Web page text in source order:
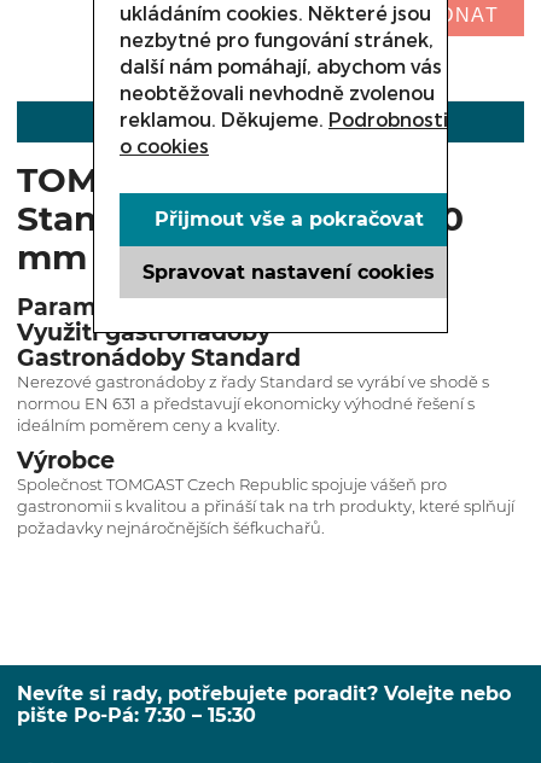
NELZE OBJEDNAT
POPIS
TOMGAST gastronádoba
Standard 1/1 s úchyty 200
mm
Parametry
Využití gastronádoby
Gastronádoby Standard
Nerezové gastronádoby z řady Standard se vyrábí ve shodě s
normou EN 631 a představují ekonomicky výhodné řešení s
ideálním poměrem ceny a kvality.
Výrobce
Společnost TOMGAST Czech Republic spojuje vášeň pro
gastronomii s kvalitou a přináší tak na trh produkty, které splňují
požadavky nejnáročnějších šéfkuchařů.
Nevíte si rady, potřebujete poradit? Volejte nebo
pište Po-Pá: 7:30 – 15:30
ukládáním cookies. Některé jsou
nezbytné pro fungování stránek,
další nám pomáhají, abychom vás
neobtěžovali nevhodně zvolenou
reklamou. Děkujeme. Podrobnosti
o cookies
Spravovat nastavení cookies
Přijmout vše a pokračovat